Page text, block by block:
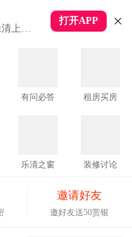
交朋友、找对象、找工作就上乐清上班族APP
打开APP
有问必答 租房买房
乐清之窗 装修讨论
邀请好友
邀好友送50赏银